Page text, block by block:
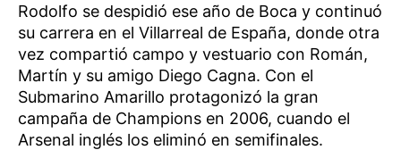
Rodolfo se despidió ese año de Boca y continuó
su carrera en el Villarreal de España, donde otra
vez compartió campo y vestuario con Román,
Martín y su amigo Diego Cagna. Con el
Submarino Amarillo protagonizó la gran
campaña de Champions en 2006, cuando el
Arsenal inglés los eliminó en semifinales.